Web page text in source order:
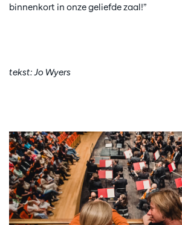
binnenkort in onze geliefde zaal!”
tekst: Jo Wyers